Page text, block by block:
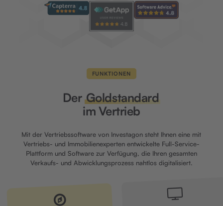
FUNKTIONEN
Der Goldstandard
im Vertrieb
Mit der Vertriebssoftware von Investagon steht Ihnen eine mit
Vertriebs- und Immobilienexperten entwickelte Full-Service-
Plattform und Software zur Verfügung, die Ihren gesamten
Verkaufs- und Abwicklungsprozess nahtlos digitalisiert.